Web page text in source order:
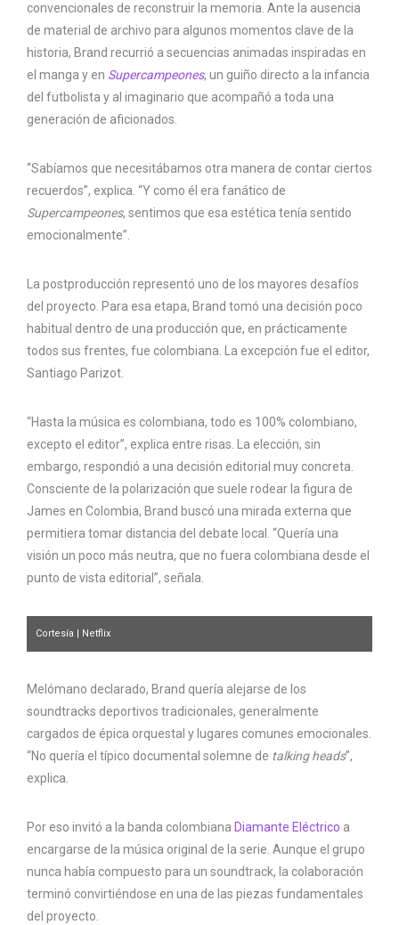
convencionales de reconstruir la memoria. Ante la ausencia
de material de archivo para algunos momentos clave de la
historia, Brand recurrió a secuencias animadas inspiradas en
el manga y en Supercampeones, un guiño directo a la infancia
del futbolista y al imaginario que acompañó a toda una
generación de aficionados.
“Sabíamos que necesitábamos otra manera de contar ciertos
recuerdos”, explica. “Y como él era fanático de
Supercampeones, sentimos que esa estética tenía sentido
emocionalmente”.
La postproducción representó uno de los mayores desafíos
del proyecto. Para esa etapa, Brand tomó una decisión poco
habitual dentro de una producción que, en prácticamente
todos sus frentes, fue colombiana. La excepción fue el editor,
Santiago Parizot.
“Hasta la música es colombiana, todo es 100% colombiano,
excepto el editor”, explica entre risas. La elección, sin
embargo, respondió a una decisión editorial muy concreta.
Consciente de la polarización que suele rodear la figura de
James en Colombia, Brand buscó una mirada externa que
permitiera tomar distancia del debate local. “Quería una
visión un poco más neutra, que no fuera colombiana desde el
punto de vista editorial”, señala.
Cortesía | Netflix
Melómano declarado, Brand quería alejarse de los
soundtracks deportivos tradicionales, generalmente
cargados de épica orquestal y lugares comunes emocionales.
“No quería el típico documental solemne de talking heads”,
explica.
Por eso invitó a la banda colombiana Diamante Eléctrico a
encargarse de la música original de la serie. Aunque el grupo
nunca había compuesto para un soundtrack, la colaboración
terminó convirtiéndose en una de las piezas fundamentales
del proyecto.